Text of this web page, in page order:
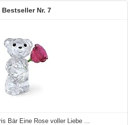
7
Bär Eine Rose voller Liebe ...